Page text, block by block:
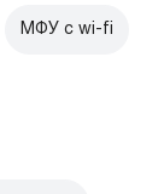
МФУ c wi-fi